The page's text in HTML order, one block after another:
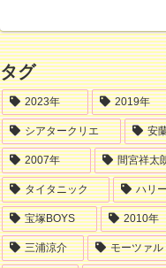
タグ
2023年 2019年
シアタークリエ 安
2007年 間宮祥太
タイタニック ハリ
宝塚BOYS 2010年
三浦涼介 モーツァル